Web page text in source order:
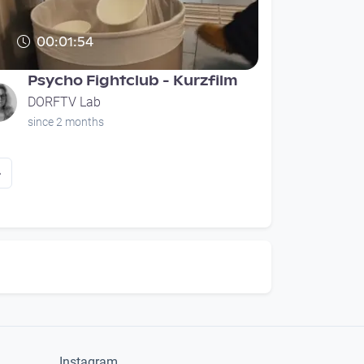
00:01:54
Psycho Fightclub - Kurzfilm
DORFTV Lab
since 2 months